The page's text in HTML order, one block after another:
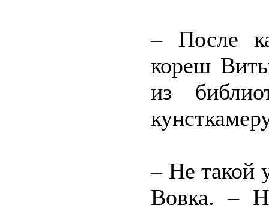
– После
кореш
из
– Не такой
Вовка. –